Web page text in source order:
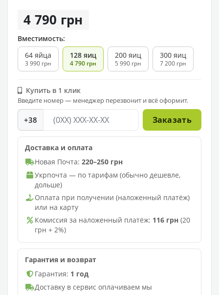
4 790 грн
Вместимость:
64 яйца
3 990 грн
128 яиц
4 790 грн
200 яиц
5 990 грн
300 яиц
7 200 грн
Купить в 1 клик
Введите номер — менеджер перезвонит и всё оформит.
+38 Заказать
Доставка и оплата
Новая Почта: 220–250 грн
Укрпочта — по тарифам (обычно дешевле,
дольше)
Оплата при получении (наложенный платёж)
или на карту
Комиссия за наложенный платёж: 116 грн (20
грн + 2%)
Гарантия и возврат
Гарантия: 1 год
Доставку в сервис оплачиваем мы